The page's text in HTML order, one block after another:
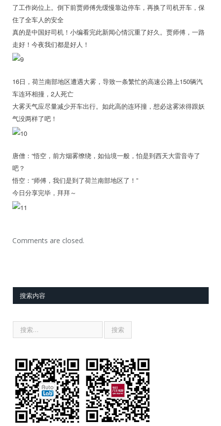
了工作岗位上。倒下前贾师傅先缓慢靠边停车，再换了司机开车，保
住了全车人的安全
真的是中国好司机！小编看完此新闻心情沉重了好久。贾师傅，一路
走好！今夜我们都是好人！
16日，荷兰南部地区遭遇大雾，导致一条繁忙的高速公路上150辆汽
车连环相撞，2人死亡
大雾天气应尽量减少开车出行。如此高的连环撞，想必这雾浓得跟妖
气没两样了吧！
唐僧：“悟空，前方烟雾缭绕，如仙境一般，怕是到西天大雷音寺了
吧？
悟空：“师傅，我们是到了荷兰南部地区了！”
今日分享完毕，拜拜～
Comments are closed.
搜索内容